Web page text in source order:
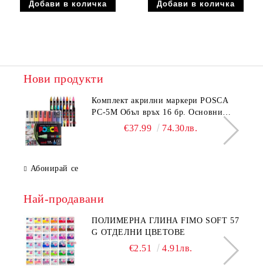
Нови продукти
Комплeкт акрилни маркери POSCA
PC-5M Объл връх 16 бр. Основни
€37.99 74.30лв.
Абонирай се
Най-продавани
ПОЛИМЕРНА ГЛИНА FIMO SOFT 57
G ОТДЕЛНИ ЦВЕТОВЕ
€2.51 4.91лв.